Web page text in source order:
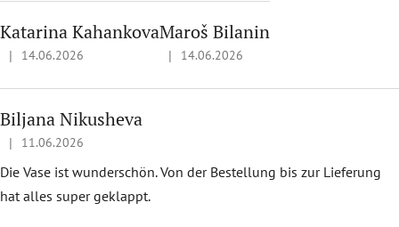
Katarina Kahankova
Hodnotenie obchodu je 5 z 5 hviezdičiek.
| 14.06.2026
Maroš Bilanin
Hodnotenie obchodu je 5 z 5
| 14.06.2026
Biljana Nikusheva
Hodnotenie obchodu je 5 z 5 hviezdičiek.
| 11.06.2026
Die Vase ist wunderschön. Von der Bestellung bis zur Lieferung
hat alles super geklappt.